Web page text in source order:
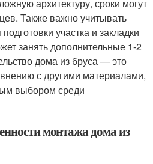
архитектуру, сроки могут
Также важно учитывать
участка и закладки
занять дополнительные 1-2
дома из бруса — это
с другими материалами,
выбором среди
монтажа дома из